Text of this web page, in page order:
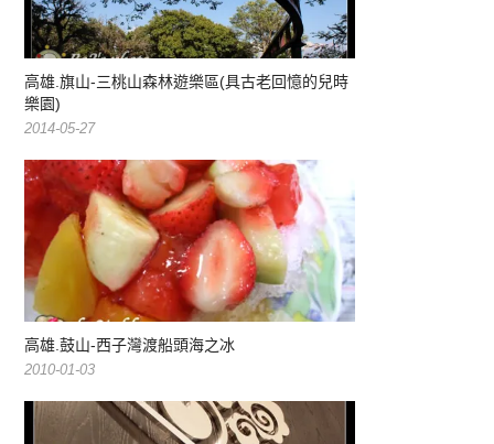
高雄.旗山-三桃山森林遊樂區(具古老回憶的兒時
樂園)
2014-05-27
高雄.鼓山-西子灣渡船頭海之冰
2010-01-03